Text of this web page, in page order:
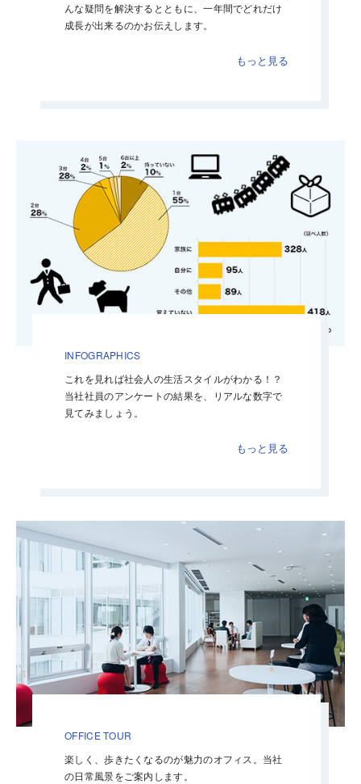
んな疑問を解決するとともに、一年間でどれだけ
成長が出来るのかお伝えします。
もっと見る
INFOGRAPHICS
これを見れば社会人の生活スタイルがわかる！？
当社社員のアンケートの結果を、リアルな数字で
見てみましょう。
もっと見る
OFFICE TOUR
楽しく、歩きたくなるのが魅力のオフィス。当社
の日常風景をご案内します。